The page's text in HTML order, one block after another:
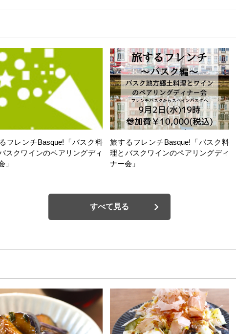
フレンチBasque!「バスク料
スクワインのペアリングディ
」
旅するフレンチBasque!「バスク料
理とバスクワインのペアリングディ
ナー会」
すべて見る